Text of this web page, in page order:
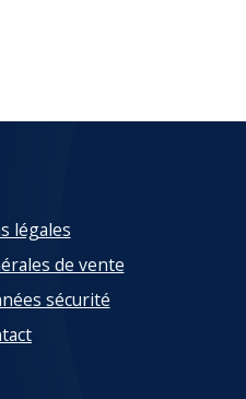
légales
de vente
sécurité